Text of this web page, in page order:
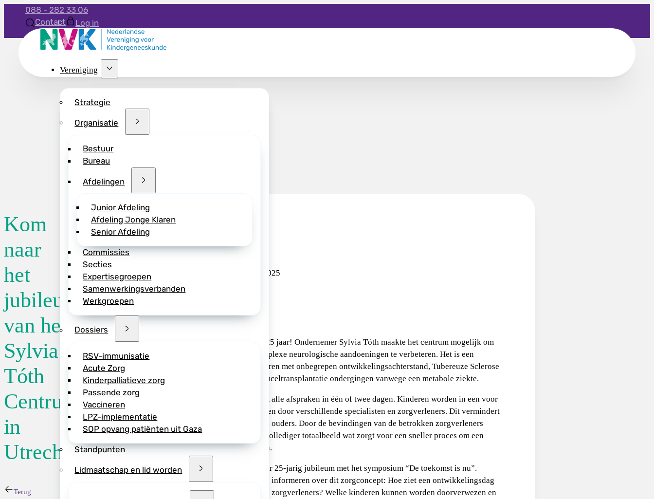
088 - 282 33 06
Contact
Log in
Vereniging
Strategie
Organisatie
Bestuur
Bureau
Afdelingen
Junior Afdeling
Afdeling Jonge Klaren
Senior Afdeling
Commissies
Secties
Expertisegroepen
Samenwerkingsverbanden
Werkgroepen
Dossiers
RSV-immunisatie
Acute Zorg
Kinderpalliatieve zorg
Passende zorg
Vaccineren
LPZ-implementatie
SOP opvang patiënten uit Gaza
Standpunten
Lidmaatschap en lid worden
Kom
naar
het
jubileumsymposium
van het
Sylvia
Tóth
Centrum
in
Utrecht
Terug
17/10/2025
Het Sylvia Tóth Centrum bestaat 25 jaar! Ondernemer Sylvia Tóth maakte het centrum mogelijk om
het welzijn van kinderen met complexe neurologische aandoeningen te verbeteren. Het is een
speciaal centrum gericht op kinderen met onbegrepen ontwikkelingsachterstand, Tubereuze Sclerose
Complex en kinderen die een stamceltransplantatie ondergingen vanwege een metabole ziekte.
Voor deze kinderen plant het team alle afspraken in één of twee dagen. Kinderen worden in een voor
hen ontworpen familiekamer gezien door verschillende specialisten en zorgverleners. Dit vermindert
de belasting voor kinderen en hun ouders. Door de bevindingen van de betrokken zorgverleners
samen te bespreken ontstaat een vollediger totaalbeeld wat zorgt voor een sneller proces om een
diagnose te stellen of op te volgen.
Het Sylvia Tóth Centrum viert haar 25-jarig jubileum met het symposium “De toekomst is nu”.
Betrokken artsen en onderzoekers informeren over dit zorgconcept: Hoe ziet een ontwikkelingsdag
eruit? Wat doen de specialisten en zorgverleners? Welke kinderen kunnen worden doorverwezen en